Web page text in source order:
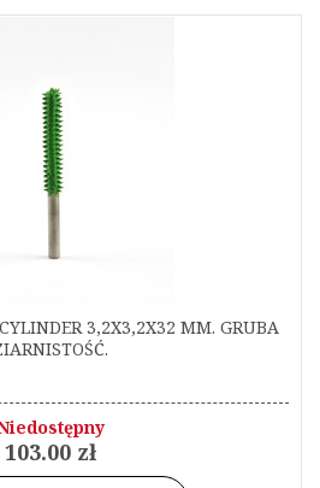
3,2X3,2X32 MM. GRUBA
103.00 zł